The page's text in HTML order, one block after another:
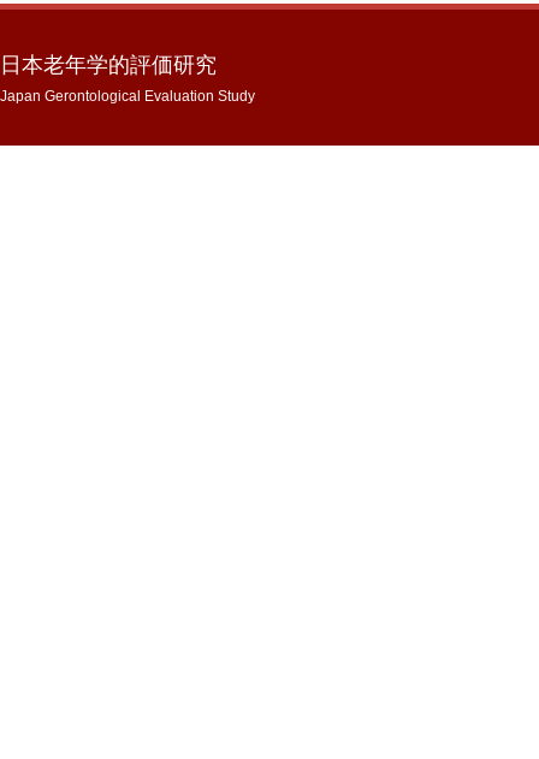
日本老年学的評価研究
Japan Gerontological Evaluation Study